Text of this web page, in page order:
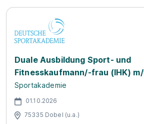
Duale Ausbildung Sport- und
Fitnesskaufmann/-frau (IHK)
Sportakademie
01.10.2026
75335 Dobel (u.a.)